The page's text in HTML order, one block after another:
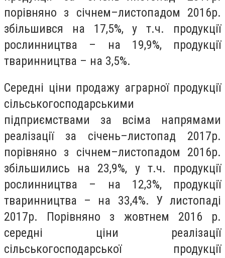
порівняно з січнем–листопадом 2016р.
збільшився на 17,5%, у т.ч. продукції
рослинництва – на 19,9%, продукції
тваринництва – на 3,5%.
Середні ціни продажу аграрної продукції
сільськогосподарськими
підприємствами за всіма напрямами
реалізації за січень–листопад 2017р.
порівняно з січнем–листопадом 2016р.
збільшились на 23,9%, у т.ч. продукції
рослинництва – на 12,3%, продукції
тваринництва – на 33,4%. У листопаді
2017р. Порівняно з жовтнем 2016 р.
середні ціни реалізації
сільськогосподарської продукції